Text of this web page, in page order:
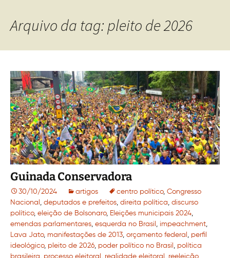
Arquivo da tag: pleito de 2026
Guinada Conservadora
30/10/2024 artigos centro político, Congresso
Nacional , deputados e prefeitos, direita política, discurso
político, eleição de Bolsonaro, Eleições municipais 2024,
emendas parlamentares, esquerda no Brasil , impeachment,
Lava Jato, manifestações de 2013, orçamento federal , perfil
ideológico, pleito de 2026, poder político no Brasil , política